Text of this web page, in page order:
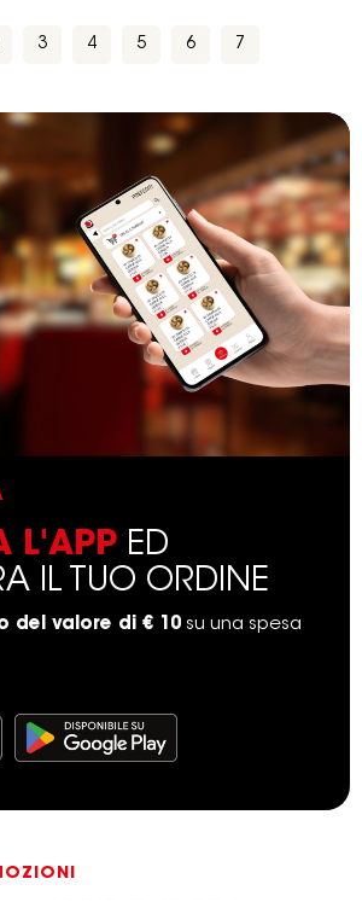
3 4 5 6 7
L'APP ED
IL TUO ORDINE
del valore di € 10 su una spesa